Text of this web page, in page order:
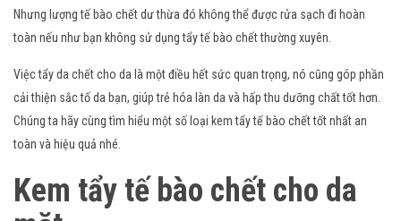
Nhưng lượng tế bào chết dư thừa đó không thể được rửa sạch đi hoàn
toàn nếu như bạn không sử dụng tẩy tế bào chết thường xuyên.
Việc tẩy da chết cho da là một điều hết sức quan trọng, nó cũng góp phần
cải thiện sắc tố da bạn, giúp trẻ hóa làn da và hấp thu dưỡng chất tốt hơn.
Chúng ta hãy cùng tìm hiểu một số loại kem tẩy tế bào chết tốt nhất an
toàn và hiệu quả nhé.
Kem tẩy tế bào chết cho da